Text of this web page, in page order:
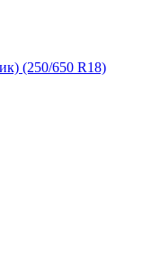
(250/650 R18)